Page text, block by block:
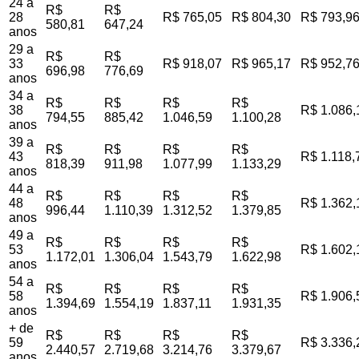
24 a
28
anos
R$
580,81
R$
647,24
R$ 765,05 R$ 804,30 R$ 793,96
29 a
33
anos
R$
696,98
R$
776,69
R$ 918,07 R$ 965,17 R$ 952,76
34 a
38
anos
R$
794,55
R$
885,42
R$
1.046,59
R$
1.100,28
R$
39 a
43
anos
R$
818,39
R$
911,98
R$
1.077,99
R$
1.133,29
R$
44 a
48
anos
R$
996,44
R$
1.110,39
R$
1.312,52
R$
1.379,85
R$
49 a
53
anos
R$
1.172,01
R$
1.306,04
R$
1.543,79
R$
1.622,98
R$
54 a
58
anos
R$
1.394,69
R$
1.554,19
R$
1.837,11
R$
1.931,35
R$
+ de
59
R$
2.440,57
R$
2.719,68
R$
3.214,76
R$
3.379,67
R$